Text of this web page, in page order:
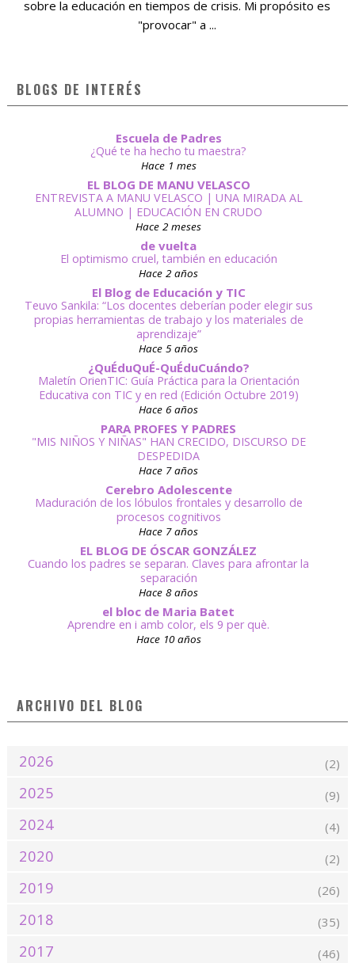
sobre la educación en tiempos de crisis. Mi propósito es
"provocar" a ...
BLOGS DE INTERÉS
Escuela de Padres
¿Qué te ha hecho tu maestra?
Hace 1 mes
EL BLOG DE MANU VELASCO
ENTREVISTA A MANU VELASCO | UNA MIRADA AL
ALUMNO | EDUCACIÓN EN CRUDO
Hace 2 meses
de vuelta
El optimismo cruel, también en educación
Hace 2 años
El Blog de Educación y TIC
Teuvo Sankila: “Los docentes deberían poder elegir sus
propias herramientas de trabajo y los materiales de
aprendizaje”
Hace 5 años
¿QuÉduQuÉ-QuÉduCuándo?
Maletín OrienTIC: Guía Práctica para la Orientación
Educativa con TIC y en red (Edición Octubre 2019)
Hace 6 años
PARA PROFES Y PADRES
"MIS NIÑOS Y NIÑAS" HAN CRECIDO, DISCURSO DE
DESPEDIDA
Hace 7 años
Cerebro Adolescente
Maduración de los lóbulos frontales y desarrollo de
procesos cognitivos
Hace 7 años
EL BLOG DE ÓSCAR GONZÁLEZ
Cuando los padres se separan. Claves para afrontar la
separación
Hace 8 años
el bloc de Maria Batet
Aprendre en i amb color, els 9 per què.
Hace 10 años
ARCHIVO DEL BLOG
2026 (2)
2025 (9)
2024 (4)
2020 (2)
2019 (26)
2018 (35)
2017 (46)